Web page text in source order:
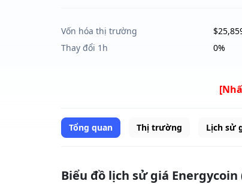
Vốn hóa thị trường
Thay đổi 1h
0%
Tổng quan Thị trường Lịch sử
Biểu đồ lịch sử giá Energycoin